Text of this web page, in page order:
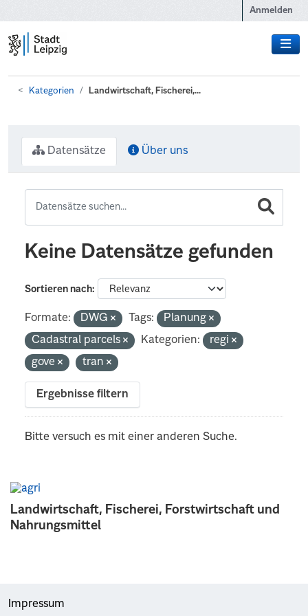
Anmelden
Kategorien Landwirtschaft, Fischerei,...
Landwirtschaft, Fischerei, Forstwirtschaft und
Nahrungsmittel
Datensätze Über uns
Keine Datensätze gefunden
Sortieren nach
Formate: DWG Tags:
Planung
Cadastral parcels
Kategorien:
regi
gove
tran
Ergebnisse filtern
Bitte versuch es mit einer anderen Suche.
Impressum